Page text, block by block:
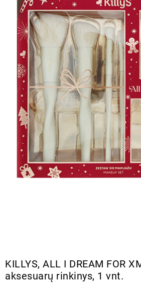
KILLYS, ALL I DREAM FOR
aksesuarų rinkinys, 1 vnt.